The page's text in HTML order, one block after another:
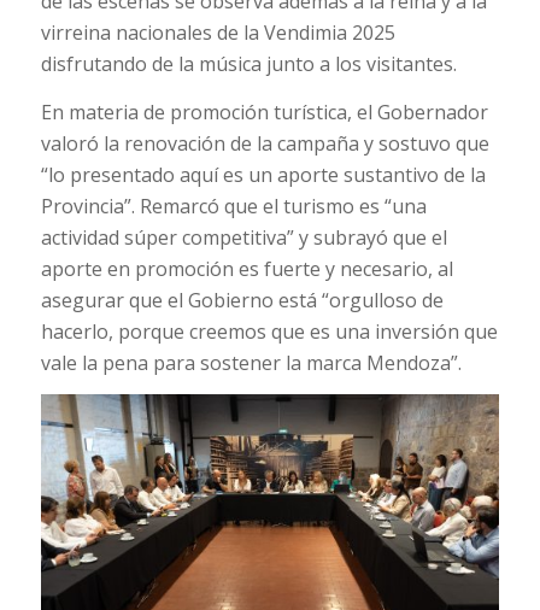
virreina nacionales de la Vendimia 2025
disfrutando de la música junto a los visitantes.
En materia de promoción turística, el Gobernador
valoró la renovación de la campaña y sostuvo que
“lo presentado aquí es un aporte sustantivo de la
Provincia”. Remarcó que el turismo es “una
actividad súper competitiva” y subrayó que el
aporte en promoción es fuerte y necesario, al
asegurar que el Gobierno está “orgulloso de
hacerlo, porque creemos que es una inversión que
vale la pena para sostener la marca Mendoza”.